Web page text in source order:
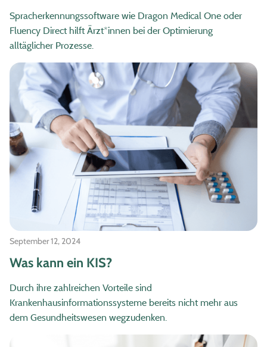
Spracherkennungssoftware wie Dragon Medical One oder
Fluency Direct hilft Ärzt*innen bei der Optimierung
alltäglicher Prozesse.
September 12, 2024
Was kann ein KIS?
Durch ihre zahlreichen Vorteile sind
Krankenhausinformationssysteme bereits nicht mehr aus
dem Gesundheitswesen wegzudenken.